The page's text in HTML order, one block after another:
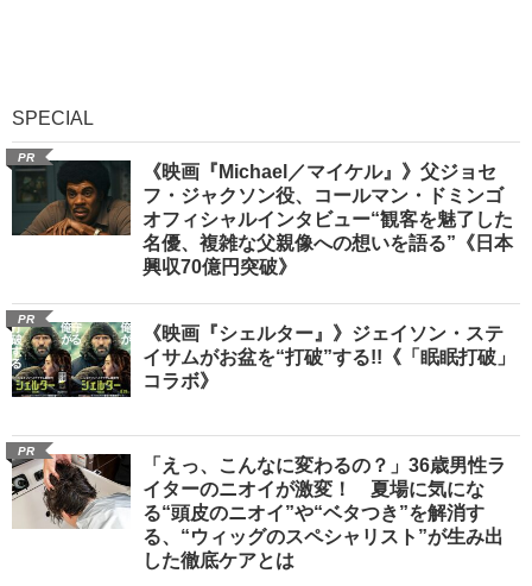
SPECIAL
PR
《映画『Michael／マイケル』》父ジョセ
フ・ジャクソン役、コールマン・ドミンゴ
オフィシャルインタビュー“観客を魅了した
名優、複雑な父親像への想いを語る”《日本
興収70億円突破》
PR
《映画『シェルター』》ジェイソン・ステ
イサムがお盆を“打破”する!!《「眠眠打破」
コラボ》
PR
「えっ、こんなに変わるの？」36歳男性ラ
イターのニオイが激変！ 夏場に気にな
る“頭皮のニオイ”や“ベタつき”を解消す
る、“ウィッグのスペシャリスト”が生み出
した徹底ケアとは